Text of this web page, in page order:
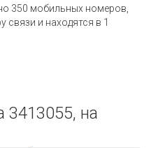
350 мобильных номеров,
связи и находятся в 1
на